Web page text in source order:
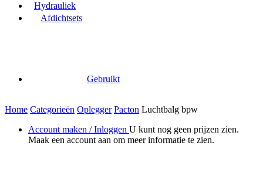
Hydrauliek
Afdichtsets
Gebruikt
Home Categorieën Oplegger Pacton Luchtbalg bpw
Account maken / Inloggen U kunt nog geen prijzen zien.
Maak een account aan om meer informatie te zien.